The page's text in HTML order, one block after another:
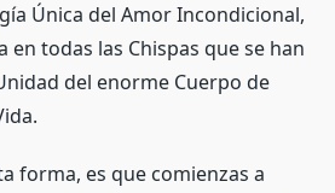
Única del Amor Incondicional,
en todas las Chispas que se han
del enorme Cuerpo de
forma, es que comienzas a